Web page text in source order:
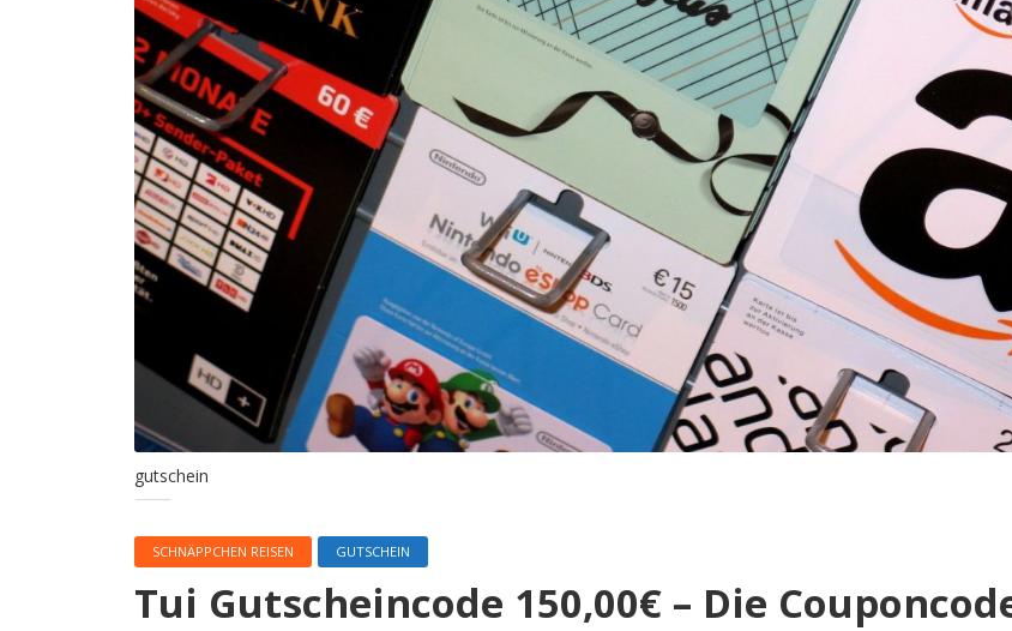
gutschein
SCHNÄPPCHEN REISEN GUTSCHEIN
Tui Gutscheincode 150,00€ – Die